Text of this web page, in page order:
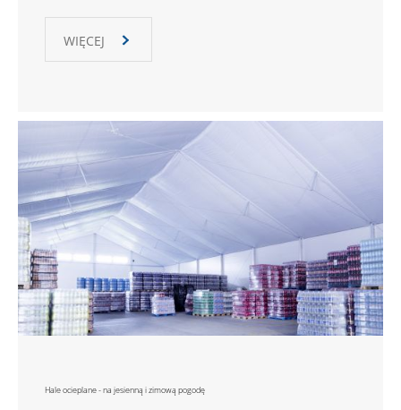
WIĘCEJ
Hale ocieplane - na jesienną i zimową pogodę